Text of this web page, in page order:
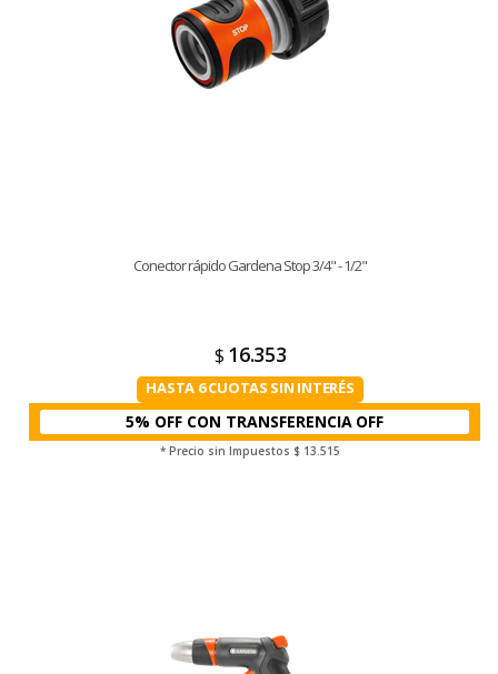
Conector rápido Gardena Stop 3/4" - 1/2"
$ 16.353
HASTA 6 CUOTAS SIN INTERÉS
5% OFF CON TRANSFERENCIA
* Precio sin Impuestos $ 13.515